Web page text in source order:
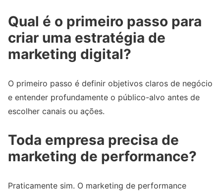
Qual é o primeiro passo para
criar uma estratégia de
marketing digital?
O primeiro passo é definir objetivos claros de negócio
e entender profundamente o público-alvo antes de
escolher canais ou ações.
Toda empresa precisa de
marketing de performance?
Praticamente sim. O marketing de performance